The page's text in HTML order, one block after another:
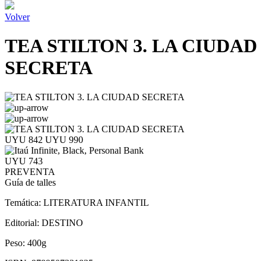
Volver
TEA STILTON 3. LA CIUDAD
SECRETA
UYU 842 UYU 990
UYU 743
PREVENTA
Guía de talles
Temática: LITERATURA INFANTIL
Editorial: DESTINO
Peso: 400g